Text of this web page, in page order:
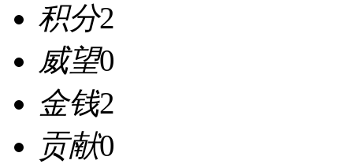
积分2
威望0
金钱2
贡献0